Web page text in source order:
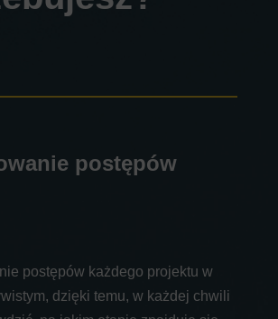
postępów
postępów każdego projektu w
dzięki temu, w każdej chwili